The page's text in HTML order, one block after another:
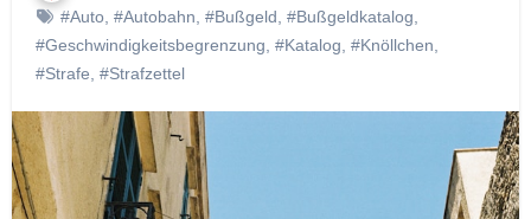
#Auto, #Autobahn #Bußgeld #Bußgeldkatalog
#Geschwindigkeitsbegrenzung #Katalog #Knöllchen
#Strafe #Strafzettel